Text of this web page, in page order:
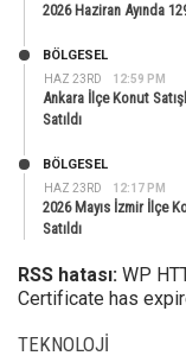
2026 Haziran Ayında
HAZ 23RD 12:59 PM
BÖLGESEL
Ankara İlçe Konut
Satıldı
HAZ 23RD 12:17 PM
BÖLGESEL
2026 Mayıs İzmir İlçe
Satıldı
RSS hatası: WP
Certificate has
TEKNOLOJI